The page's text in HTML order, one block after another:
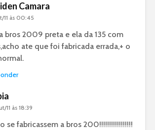
Camara
11 às 00:45
bros 2009 preta e ela da 135 com
ate que foi fabricada errada,+ o
11 às 18:39
se fabricassem a bros 200!!!!!!!!!!!!!!!!!